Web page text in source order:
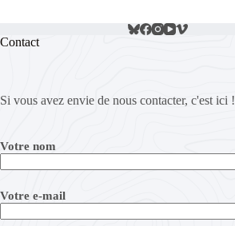
Contact
Si vous avez envie de nous contacter, c'est ici !
Votre nom
Votre e-mail